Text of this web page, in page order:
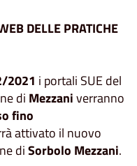
DELLE PRATICHE
2021 i portali SUE del
di Mezzaniverranno
fino
attivato il nuovo
diSorbolo Mezzani.